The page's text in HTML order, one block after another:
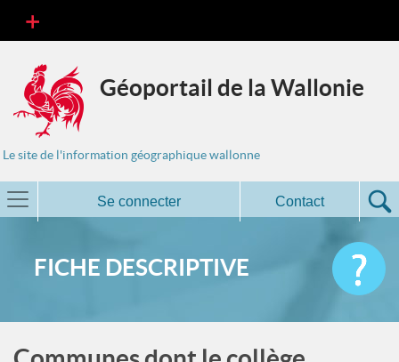
Géoportail de la Wallonie
Le site de l'information géographique wallonne
Se connecter Contact
FICHE DESCRIPTIVE